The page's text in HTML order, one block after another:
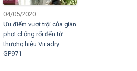
04/05/2020
Ưu điểm vượt trội của giàn
phơi chống rối đến từ
thương hiệu Vinadry –
GP971